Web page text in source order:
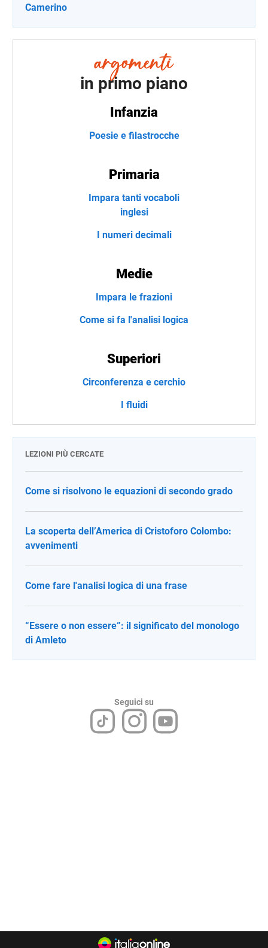
Camerino
in primo piano
Infanzia
Poesie e filastrocche
Primaria
Impara tanti vocaboli
inglesi
I numeri decimali
Medie
Impara le frazioni
Come si fa l'analisi logica
Superiori
Circonferenza e cerchio
I fluidi
LEZIONI PIÙ CERCATE
Come si risolvono le equazioni di secondo grado
La scoperta dell’America di Cristoforo Colombo:
avvenimenti
Come fare l'analisi logica di una frase
“Essere o non essere”: il significato del monologo
di Amleto
Seguici su